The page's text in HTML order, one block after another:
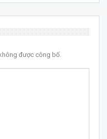
được công bố.